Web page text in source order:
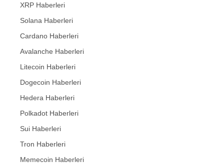
XRP Haberleri
Solana Haberleri
Cardano Haberleri
Avalanche Haberleri
Litecoin Haberleri
Dogecoin Haberleri
Hedera Haberleri
Polkadot Haberleri
Sui Haberleri
Tron Haberleri
Memecoin Haberleri